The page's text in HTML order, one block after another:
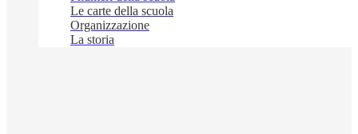
Le carte della scuola
Organizzazione
La storia